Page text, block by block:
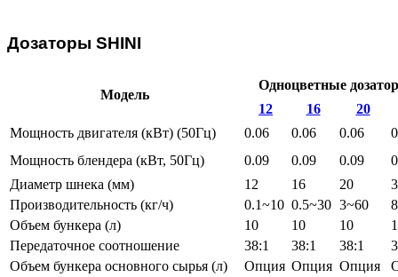
Дозаторы SHINI
Модель
Одноцветные
12
16
20
Мощность двигателя (кВт) (50Гц)
0.06 0.06 0.06
Мощность блендера (кВт, 50Гц)
0.09 0.09 0.09
Диаметр шнека (мм)
12 16 20
Производительность (кг/ч)
0.1~10 0.5~30 3~60
Объем бункера (л)
10 10 10
Передаточное соотношение
38:1 38:1 38:1
Объем бункера основного сырья (л)
Опция Опция Опция